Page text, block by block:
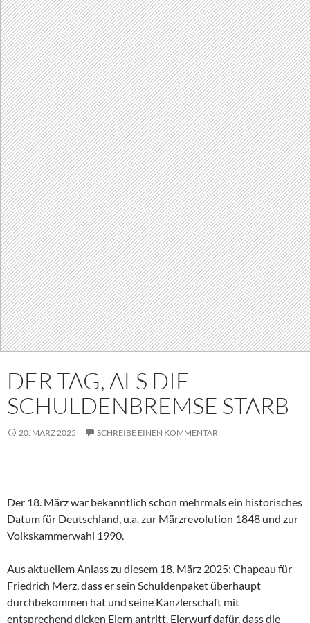
DER TAG, ALS DIE
SCHULDENBREMSE STARB
20. MÄRZ 2025 SCHREIBE EINEN KOMMENTAR
Der 18. März war bekanntlich schon mehrmals ein historisches
Datum für Deutschland, u.a. zur Märzrevolution 1848 und zur
Volkskammerwahl 1990.
Aus aktuellem Anlass zu diesem 18. März 2025: Chapeau für
Friedrich Merz, dass er sein Schuldenpaket überhaupt
durchbekommen hat und seine Kanzlerschaft mit
entsprechend dicken Eiern antritt. Eierwurf dafür, dass die